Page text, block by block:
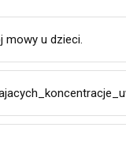
mowy u dzieci.